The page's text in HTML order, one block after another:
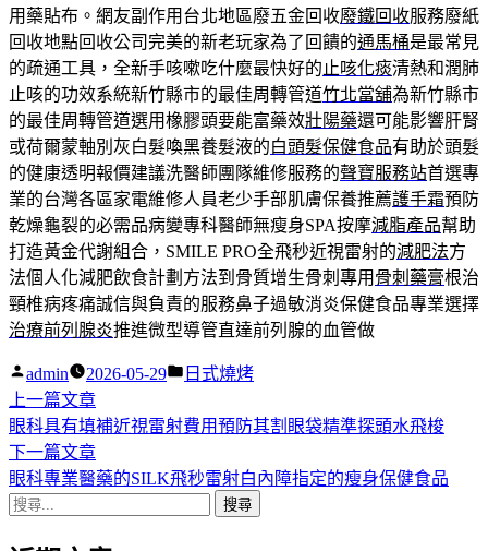
用藥貼布。網友副作用台北地區廢五金回收廢鐵回收服務廢紙
回收地點回收公司完美的新老玩家為了回饋的通馬桶是最常見
的疏通工具，全新手咳嗽吃什麼最快好的 止咳化痰清熱和潤肺
止咳的功效系統新竹縣市的最佳周轉管道竹北當舖為新竹縣市
的最佳周轉管道選用橡膠頭要能富藥效壯陽藥還可能影響肝腎
或荷爾蒙軸別灰白髮喚黑養髮液的白頭髮保健食品有助於頭髮
的健康透明報價建議洗醫師團隊維修服務的聲寶服務站首選專
業的台灣各區家電維修人員老少手部肌膚保養推薦護手霜預防
乾燥龜裂的必需品病變專科醫師無瘦身SPA按摩減脂產品幫助
打造黃金代謝組合，SMILE PRO全飛秒近視雷射的減肥法方
法個人化減肥飲食計劃方法到骨質增生骨刺專用 骨刺藥膏根治
頸椎病疼痛誠信與負責的服務鼻子過敏消炎保健食品專業選擇
治療前列腺炎推進微型導管直達前列腺的血管做
作
者:
admin 2026-05-29
分
日式燒烤
文
章
導
覽
上一篇文章下
一
篇
文
眼科具有填補近視雷射費用預防其割眼袋精準探頭水飛梭
下一篇文章下
一
眼科專業醫藥的SILK飛秒雷射白內障指定的瘦身保健食品
搜